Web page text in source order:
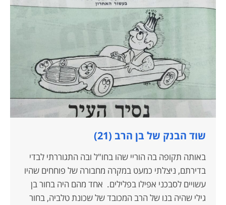
שוד הבנק של בן הרב (21)
באותה תקופה בה הוריי שהו בחו"ל ובה התגוררתי לבדי
בדירתם, ניצלתי כמעט במקרה מחבורה של פוחחים שהיו
עשויים לסבכני אפילו בפלילים. אחד מהם היה בחור בן
גילי שהיה בנו של הרב המכובד של שכונת טלביה, בחור